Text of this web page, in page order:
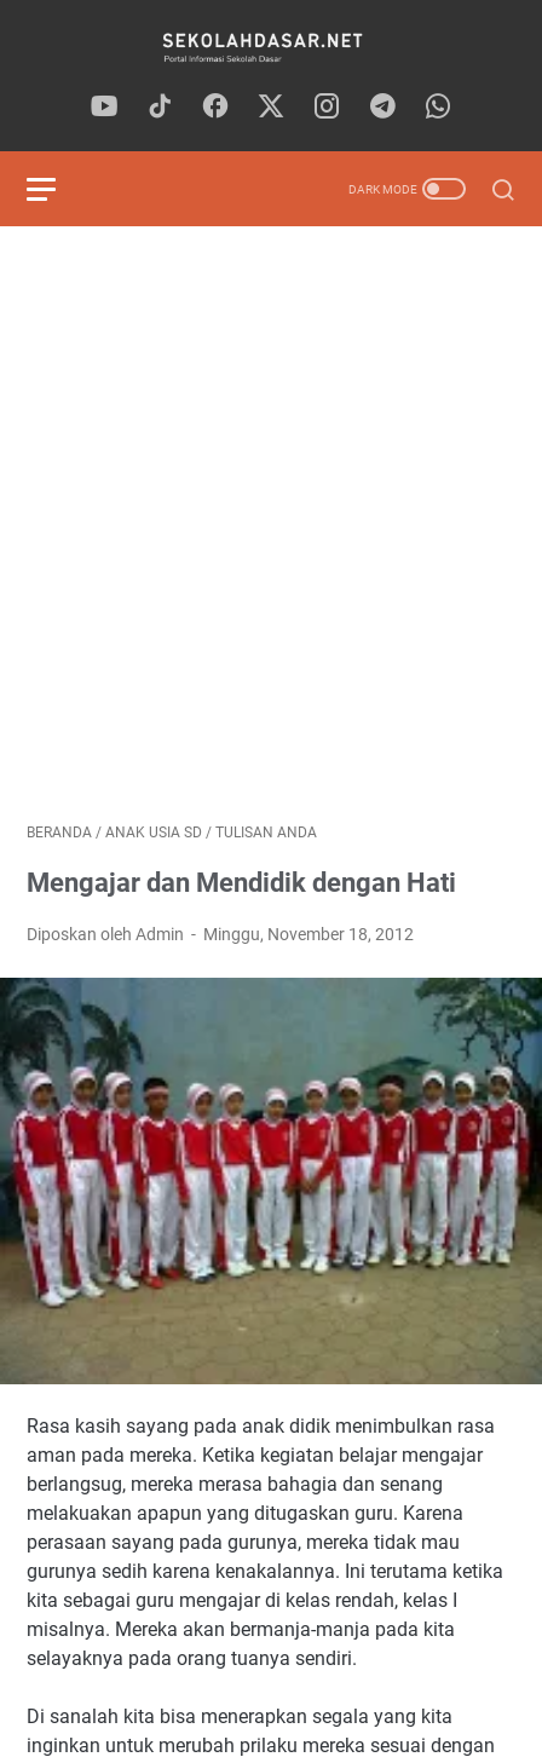
BERANDA / ANAK USIA SD / TULISAN ANDA
Mengajar dan Mendidik dengan Hati
Diposkan oleh Admin Minggu, November 18, 2012
Rasa kasih sayang pada anak didik menimbulkan rasa
aman pada mereka. Ketika kegiatan belajar mengajar
berlangsug, mereka merasa bahagia dan senang
melakuakan apapun yang ditugaskan guru. Karena
perasaan sayang pada gurunya, mereka tidak mau
gurunya sedih karena kenakalannya. Ini terutama ketika
kita sebagai guru mengajar di kelas rendah, kelas I
misalnya. Mereka akan bermanja-manja pada kita
selayaknya pada orang tuanya sendiri.
Di sanalah kita bisa menerapkan segala yang kita
inginkan untuk merubah prilaku mereka sesuai dengan